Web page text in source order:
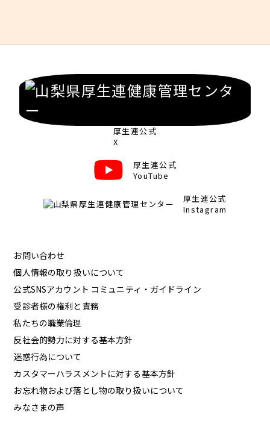
厚生連公式
X
厚生連公式
YouTube
厚生連公式
Instagram
お問い合わせ
個人情報の取り扱いについて
公式SNSアカウント コミュニティ・ガイドライン
受診者様の権利と責務
私たちの職業倫理
反社会的勢力に対する基本方針
迷惑行為について
カスタマーハラスメントに対する基本方針
お忘れ物および落とし物の取り扱いについて
みなさまの声